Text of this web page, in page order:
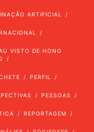
ARTIFICIAL
VISTO DE HONG
PERFIL
PESSOAS
REPORTAGEM